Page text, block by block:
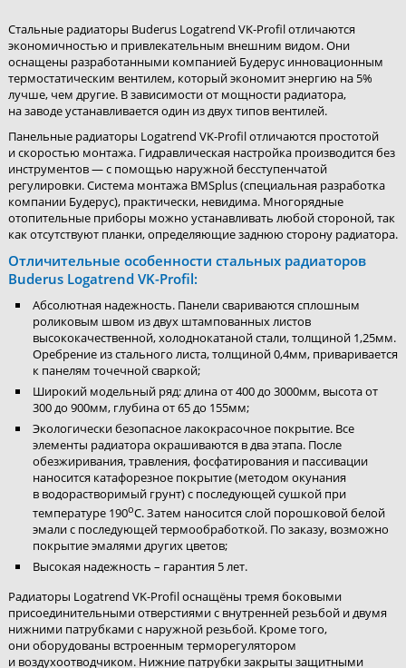
Стальные радиаторы Buderus Logatrend VK-Profil отличаются
экономичностью и привлекательным внешним видом. Они
оснащены разработанными компанией Будерус инновационным
термостатическим вентилем, который экономит энергию на 5%
лучше, чем другие. В зависимости от мощности радиатора,
на заводе устанавливается один из двух типов вентилей.
Панельные радиаторы Logatrend VK-Profil отличаются простотой
и скоростью монтажа. Гидравлическая настройка производится без
инструментов — с помощью наружной бесступенчатой
регулировки. Система монтажа BMSplus (специальная разработка
компании Будерус), практически, невидима. Многорядные
отопительные приборы можно устанавливать любой стороной, так
как отсутствуют планки, определяющие заднюю сторону радиатора.
Отличительные особенности стальных радиаторов
Buderus Logatrend VK-Profil:
Абсолютная надежность. Панели свариваются сплошным
роликовым швом из двух штампованных листов
высококачественной, холоднокатаной стали, толщиной 1,25мм.
Оребрение из стального листа, толщиной 0,4мм, приваривается
к панелям точечной сваркой;
Широкий модельный ряд: длина от 400 до 3000мм, высота от
300 до 900мм, глубина от 65 до 155мм;
Экологически безопасное лакокрасочное покрытие. Все
элементы радиатора окрашиваются в два этапа. После
обезжиривания, травления, фосфатирования и пассивации
наносится катафорезное покрытие (методом окунания
в водорастворимый грунт) с последующей сушкой при
температуре 190оС. Затем наносится слой порошковой белой
эмали с последующей термообработкой. По заказу, возможно
покрытие эмалями других цветов;
Высокая надежность – гарантия 5 лет.
Радиаторы Logatrend VK-Profil оснащёны тремя боковыми
присоединительными отверстиями с внутренней резьбой и двумя
нижними патрубками с наружной резьбой. Кроме того,
они оборудованы встроенным терморегулятором
и воздухоотводчиком. Нижние патрубки закрыты защитными